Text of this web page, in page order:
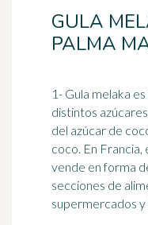
GULA
PALMA
1- Gula melaka es
distintos
del azúcar de
coco. En Francia, el azúcar de flor de coco se
vende en forma
secciones de
supermercados